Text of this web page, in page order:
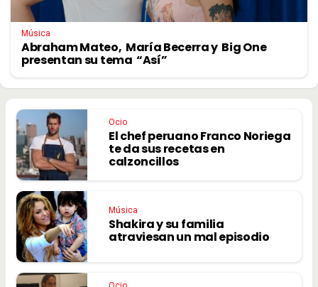
Música
Abraham Mateo, María Becerra y Big One
presentan su tema “Así”
Ocio
El chef peruano Franco Noriega
te da sus recetas en
calzoncillos
Música
Shakira y su familia
atraviesan un mal episodio